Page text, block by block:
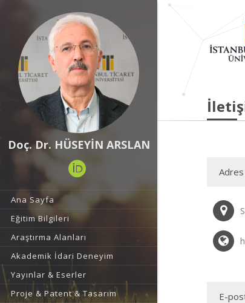
Doç. Dr. HÜSEYİN ARSLAN
Ana Sayfa
Eğitim Bilgileri
Araştırma Alanları
Akademik İdari Deneyim
Yayınlar & Eserler
Proje & Patent & Tasarım
E-